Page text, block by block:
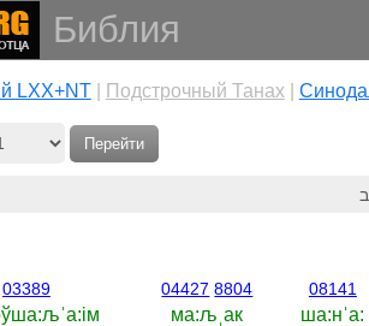
Библия
LXX+NT| Подстрочный Танах
Перейти
08141
ша:нˈа:‎
04427 8804
ма:љˌак
03389